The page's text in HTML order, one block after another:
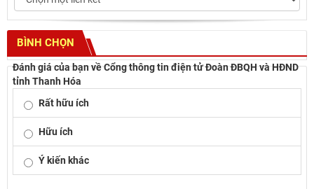
BÌNH CHỌN
Đánh giá của bạn về Cổng thông tin điện tử Đoàn ĐBQH và HĐND
tỉnh Thanh Hóa
Rất hữu ích
Hữu ích
Ý kiến khác